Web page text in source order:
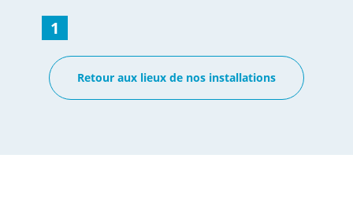
nécessité une fixation spécifique sur les marches du
côté gauche de l’escalier, avec un léger déport pour
monte escaliers est dit : « coudé », avec un angle de 52°
en bas à gauche, afin qu’il se positionne parfaitement
entre l’escalier et la porte d’entrée. Le bi-rail effectue,
1
Retour aux lieux de nos installations